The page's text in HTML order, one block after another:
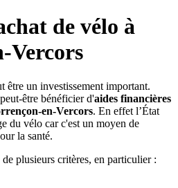
de vélo à
Vercors
être un investissement important.
être bénéficier d'aides financières
en-Vercors. En effet l’État
du vélo car c'est un moyen de
la santé.
plusieurs critères, en particulier :